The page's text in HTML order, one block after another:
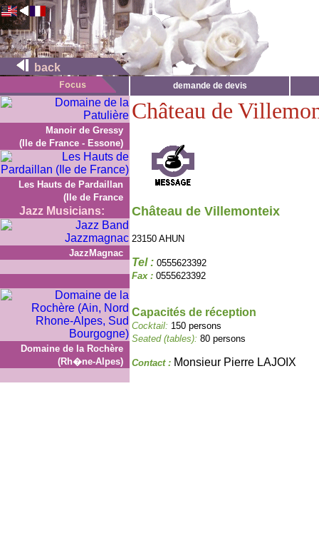
back
demande de devis
Manoir de Gressy
(Ile de France - Essone)
Les Hauts de Pardaillan
(Ile de France
Jazz Musicians:
JazzMagnac
Domaine de la Rochère
(Rh�ne-Alpes)
Château de
Château de Villemonteix
23150 AHUN
Tel : 0555623392
Fax : 0555623392
Capacités de réception
Cocktail: 150 persons
Seated (tables): 80 persons
Contact : Monsieur Pierre LAJOIX